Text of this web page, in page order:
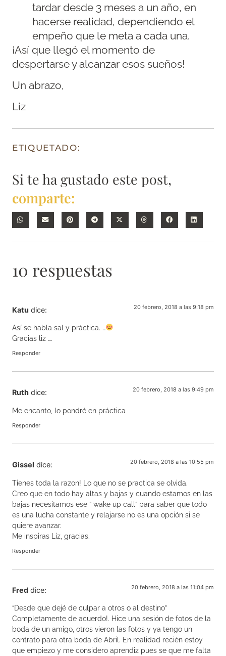
tardar desde 3 meses a un año, en
hacerse realidad, dependiendo el
empeño que le meta a cada una.
¡Así que llegó el momento de
despertarse y alcanzar esos sueños!
Un abrazo,
Liz
ETIQUETADO:
Si te ha gustado este post,
comparte:
10 respuestas
Katu dice: 20 febrero, 2018 a las 9:18 pm
Así se habla sal y práctica. …
Gracias liz ….
Responder
Ruth dice: 20 febrero, 2018 a las 9:49 pm
Me encanto, lo pondré en práctica
Responder
Gissel dice: 20 febrero, 2018 a las 10:55 pm
Tienes toda la razon! Lo que no se practica se olvida.
Creo que en todo hay altas y bajas y cuando estamos en las
bajas necesitamos ese ” wake up call” para saber que todo
es una lucha constante y relajarse no es una opción si se
quiere avanzar.
Me inspiras Liz, gracias.
Responder
Fred dice: 20 febrero, 2018 a las 11:04 pm
“Desde que dejé de culpar a otros o al destino”
Completamente de acuerdo!. Hice una sesión de fotos de la
boda de un amigo, otros vieron las fotos y ya tengo un
contrato para otra boda de Abril. En realidad recién estoy
que empiezo y me considero aprendiz pues se que me falta